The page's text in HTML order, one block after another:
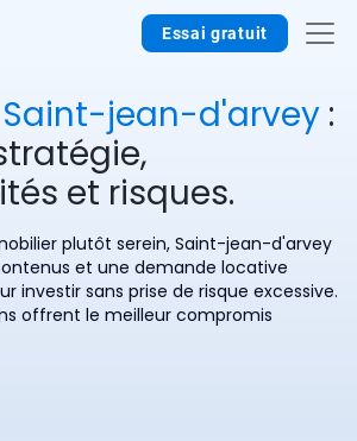
Essai gratuit
Saint-jean-d'arvey :
et risques.
plutôt serein, Saint-jean-d'arvey
et une demande locative
investir sans prise de risque excessive.
offrent le meilleur compromis